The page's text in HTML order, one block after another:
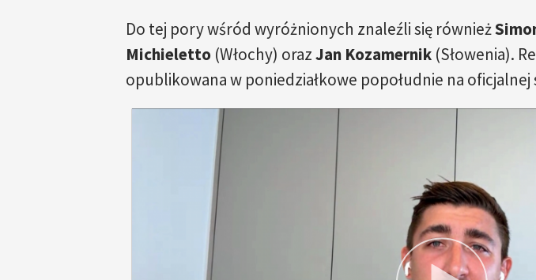
Do tej pory wśród wyróżnionych znaleźli się również
Michieletto(Włochy) orazJan Kozamernik(Słowenia).
opublikowana w poniedziałkowe popołudnie na